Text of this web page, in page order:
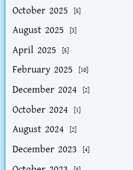
October 2025 [5]
August 2025 [3]
April 2025 [5]
February 2025 [10]
December 2024 [2]
October 2024 [1]
August 2024 [2]
December 2023 [4]